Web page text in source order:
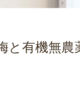
と有機無